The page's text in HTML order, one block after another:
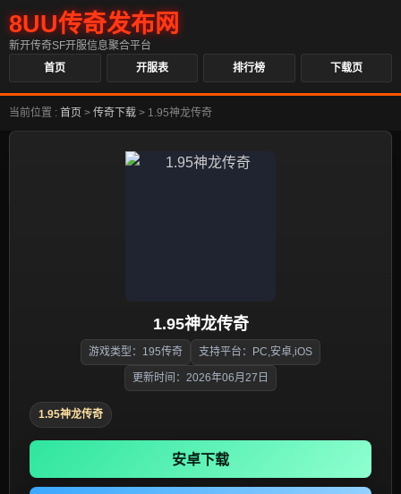
8UU传奇发布网
新开传奇SF开服信息聚合平台
首页
开服表 排行榜 下载页
当前位置 : 首页 > 传奇下载 > 1.95神龙传奇
1.95神龙传奇
游戏类型：195传奇 支持平台：PC,安卓,iOS
更新时间：2026年06月27日
1.95神龙传奇
安卓下载